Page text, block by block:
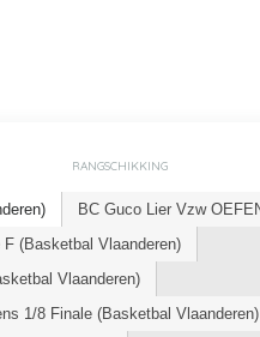
RANGSCHIKKING
BC Guco Lier Vzw
(Basketbal Vlaanderen)
Vlaanderen)
1/8 Finale (Basketbal Vlaanderen)